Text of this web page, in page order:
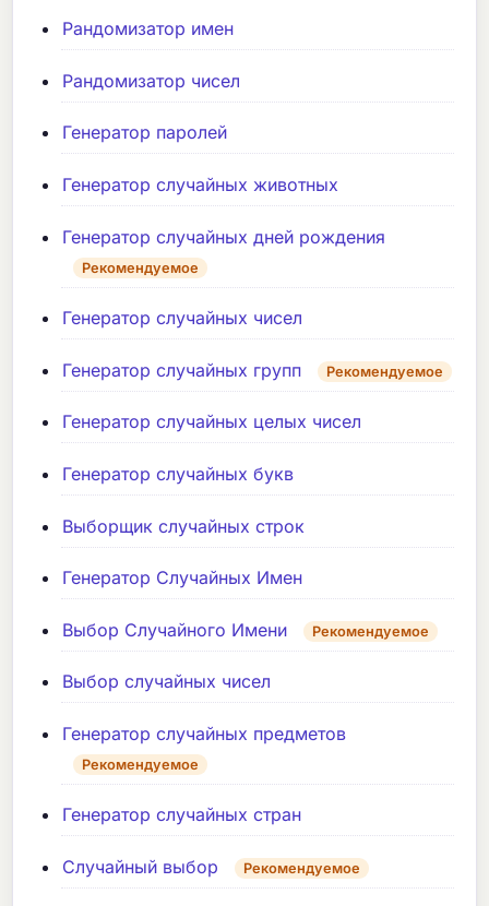
Рандомизатор имен
Рандомизатор чисел
Генератор паролей
Генератор случайных животных
Генератор случайных дней рождения
Рекомендуемое
Генератор случайных чисел
Генератор случайных групп Рекомендуемое
Генератор случайных целых чисел
Генератор случайных букв
Выборщик случайных строк
Генератор Случайных Имен
Выбор Случайного Имени Рекомендуемое
Выбор случайных чисел
Генератор случайных предметов
Рекомендуемое
Генератор случайных стран
Случайный выбор Рекомендуемое